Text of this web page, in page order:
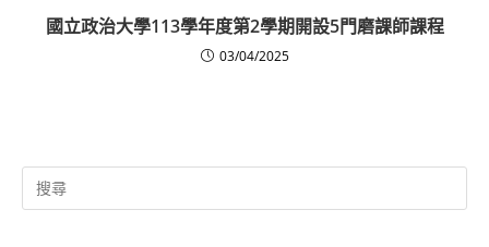
國立政治大學113學年度第2學期開設5門磨課師課程
03/04/2025
Search
for: